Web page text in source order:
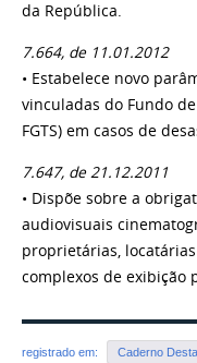
da República.
7.664, de 11.01.2012
• Estabelece novo
vinculadas do Fundo
FGTS) em casos de
7.647, de 21.12.2011
• Dispõe sobre a
audiovisuais
proprietárias,
complexos de exibição
registrado em: Caderno